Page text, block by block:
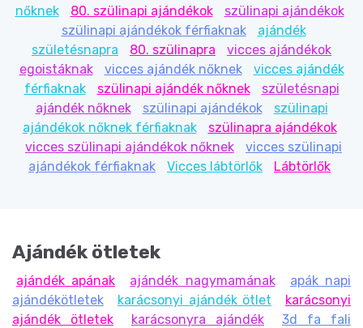
nőknek
80. szülinapi ajándékok
szülinapi ajándékok
szülinapi ajándékok férfiaknak
ajándék
születésnapra
80. szülinapra
vicces ajándékok
egoistáknak
vicces ajándék nőknek
vicces ajándék
férfiaknak
szülinapi ajándék nőknek
születésnapi
ajándék nőknek
szülinapi ajándékok
szülinapi
ajándékok nőknek férfiaknak
szülinapra ajándékok
vicces szülinapi ajándékok nőknek
vicces szülinapi
ajándékok férfiaknak
Vicces lábtörlők Lábtörlők
Ajándék ötletek
ajándék apának ajándék nagymamának
apák napi
ajándékötletek
karácsonyi ajándék ötlet
karácsonyi
ajándék ötletek
karácsonyra ajándék
3d fa fali